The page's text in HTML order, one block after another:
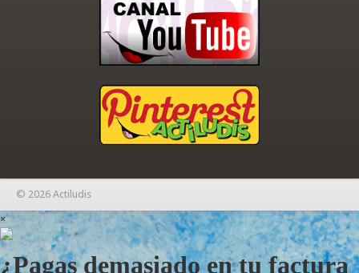
© 2026 Actiludis
×
¿Pagas demasiado en tu factura